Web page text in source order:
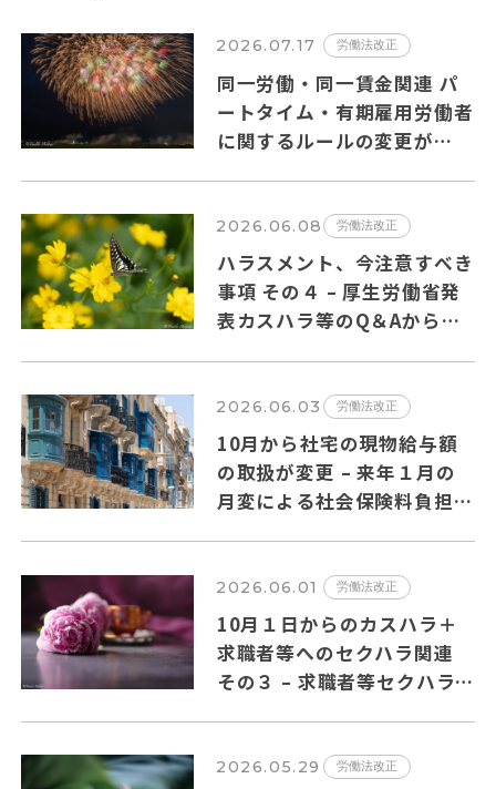
2026.07.17 労働法改正
同一労働・同一賃金関連 パ
ートタイム・有期雇用労働者
に関するルールの変更が
2026.06.08 労働法改正
ハラスメント、今注意すべき
事項 その４ – 厚生労働省発
表カスハラ等のQ＆Aからの
2026.06.03 労働法改正
10月から社宅の現物給与額
の取扱が変更 – 来年１月の
月変による社会保険料負担増
2026.06.01 労働法改正
10月１日からのカスハラ＋
求職者等へのセクハラ関連
その３ – 求職者等セクハラ
2026.05.29 労働法改正